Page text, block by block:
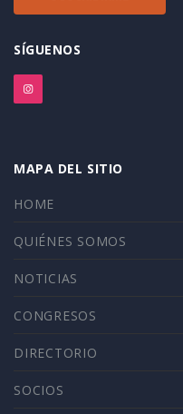
SÍGUENOS
MAPA DEL SITIO
HOME
QUIÉNES SOMOS
NOTICIAS
CONGRESOS
DIRECTORIO
SOCIOS